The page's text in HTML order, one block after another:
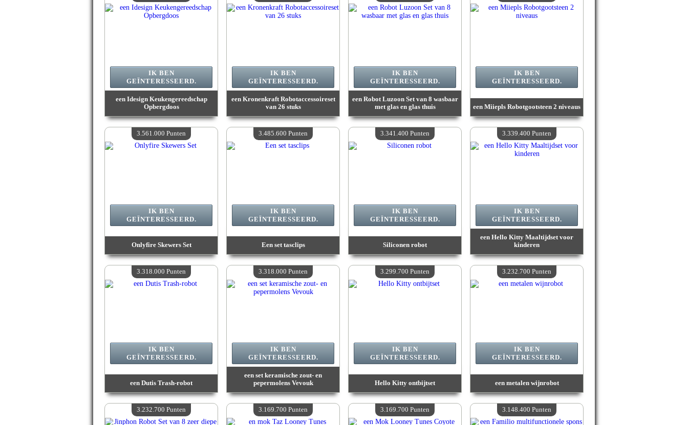
een Idesign Keukengereedschap
Opbergdoos
Waarde :3 800 500 Gekke punten
Beschikbare hoeveelheid :4
IK BEN
GEÏNTERESSEERD.
een Kronenkraft Robotaccessoireset
van 26 stuks
Waarde :3 761 900 Gekke punten
Beschikbare hoeveelheid :4
IK BEN
GEÏNTERESSEERD.
een Robot Luzoon Set van 8 wasbaar
met glas en glas thuis
Waarde :3 740 600 Gekke punten
Beschikbare hoeveelheid :4
IK BEN
GEÏNTERESSEERD.
een Miiepls Robotgootsteen 2 niveaus
Waarde :3 656 300 Gekke punten
Beschikbare hoeveelheid :4
IK BEN
GEÏNTERESSEERD.
Onlyfire Skewers Set
Waarde :3 561 000 Gekke punten
Beschikbare hoeveelheid :4
IK BEN
GEÏNTERESSEERD.
3.561.000 Punten
Een set tasclips
Waarde :3 485 600 Gekke punten
Beschikbare hoeveelheid :4
IK BEN
GEÏNTERESSEERD.
3.485.600 Punten
Siliconen robot
Waarde :3 341 400 Gekke punten
Beschikbare hoeveelheid :4
IK BEN
GEÏNTERESSEERD.
3.341.400 Punten
een Hello Kitty Maaltijdset voor
kinderen
Waarde :3 339 400 Gekke punten
Beschikbare hoeveelheid :4
IK BEN
GEÏNTERESSEERD.
3.339.400 Punten
een Dutis Trash-robot
Waarde :3 318 000 Gekke punten
Beschikbare hoeveelheid :4
IK BEN
GEÏNTERESSEERD.
3.318.000 Punten
een set keramische zout- en
pepermolens Vevouk
Waarde :3 318 000 Gekke punten
Beschikbare hoeveelheid :4
IK BEN
GEÏNTERESSEERD.
3.318.000 Punten
Hello Kitty ontbijtset
Waarde :3 299 700 Gekke punten
Beschikbare hoeveelheid :4
IK BEN
GEÏNTERESSEERD.
3.299.700 Punten
een metalen wijnrobot
Waarde :3 232 700 Gekke punten
Beschikbare hoeveelheid :4
IK BEN
GEÏNTERESSEERD.
3.232.700 Punten
3.232.700 Punten 3.169.700 Punten 3.169.700 Punten 3.148.400 Punten